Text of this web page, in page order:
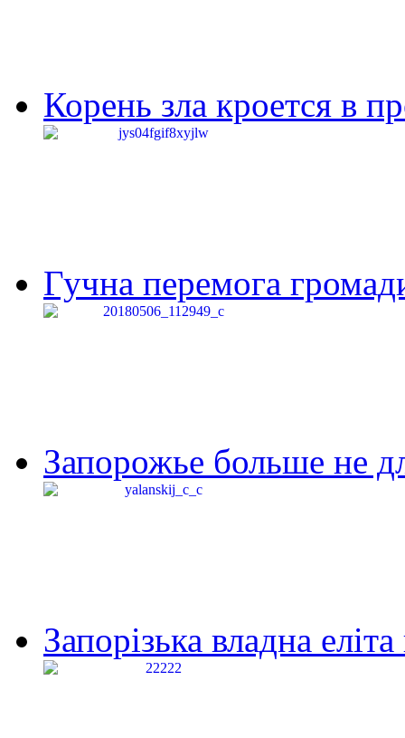
Корень зла кроется в
Гучна перемога
Запорожье больше не
Запорізька владна